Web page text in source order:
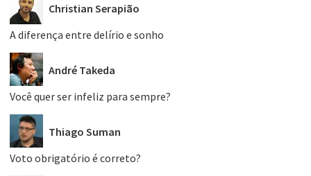
Christian Serapião
A diferença entre delírio e sonho
André Takeda
Você quer ser infeliz para sempre?
Thiago Suman
Voto obrigatório é correto?